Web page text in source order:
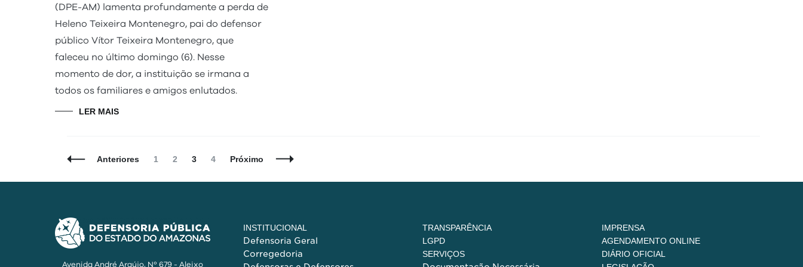
(DPE-AM) lamenta profundamente a perda de
Heleno Teixeira Montenegro, pai do defensor
público Vítor Teixeira Montenegro, que
faleceu no último domingo (6). Nesse
momento de dor, a instituição se irmana a
todos os familiares e amigos enlutados.
LER MAIS
NavegaçãoAnteriores Página
1 Página
2 Página
3 Página
4 Próximo
Avenida André Araújo, Nº 679 - Aleixo
INSTITUCIONAL
Defensoria Geral
Corregedoria
TRANSPARÊNCIA
LGPD
SERVIÇOS
IMPRENSA
AGENDAMENTO ONLINE
DIÁRIO OFICIAL